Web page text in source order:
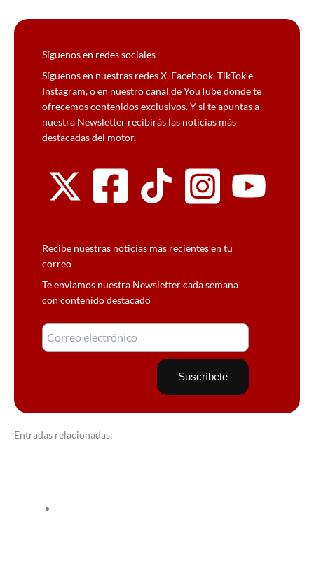
Síguenos en redes sociales
Síguenos en nuestras redes X, Facebook, TikTok e
Instagram, o en nuestro canal de YouTube donde te
ofrecemos contenidos exclusivos. Y si te apuntas a
nuestra Newsletter recibirás las noticias más
destacadas del motor.
Recibe nuestras noticias más recientes en tu
correo
Te enviamos nuestra Newsletter cada semana
con contenido destacado
Entradas relacionadas: